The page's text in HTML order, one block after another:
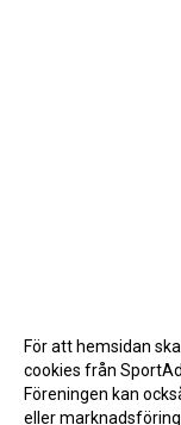
För att hemsidan
cookies från
Föreningen kan
eller